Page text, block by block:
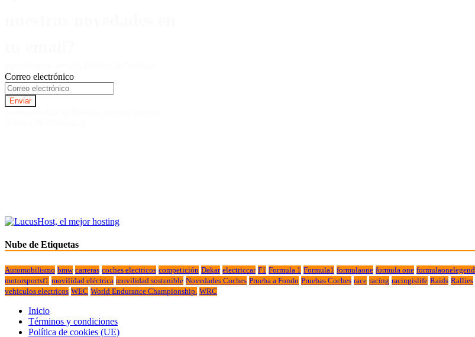
Correo electrónico
Nube de Etiquetas
Automobilismo bmw carreras coches electricos competición Dakar electriccar F1 Formula 1 Formula1 formulaone formula one formulaonelegend
motorsportsf1 movilidad eléctrica movilidad sostenible Novedades Coches Prueba a Fondo Pruebas Coches race racing racingislife Raids Rallies
vehiculos electricos WEC World Endurance Championship. WRC
Inicio
Términos y condiciones
Política de cookies (UE)